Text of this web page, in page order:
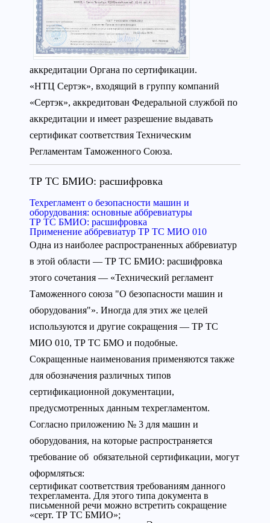
аккредитации Органа по сертификации.
«НТЦ Сертэк», входящий в группу компаний
«Сертэк», аккредитован Федеральной службой по
аккредитации и имеет разрешение выдавать
сертификат соответствия Техническим
Регламентам Таможенного Союза.
ТР ТС БМИО: расшифровка
Техрегламент о безопасности машин и
оборудования: основные аббревиатуры
ТР ТС БМИО: расшифровка
Применение аббревиатур ТР ТС МИО 010
Одна из наиболее распространенных аббревиатур
в этой области — ТР ТС БМИО: расшифровка
этого сочетания — «Технический регламент
Таможенного союза "О безопасности машин и
оборудования"». Иногда для этих же целей
используются и другие сокращения — ТР ТС
МИО 010, ТР ТС БМО и подобные.
Сокращенные наименования применяются также
для обозначения различных типов
сертификационной документации,
предусмотренных данным техрегламентом.
Согласно приложению № 3 для машин и
оборудования, на которые распространяется
требование об обязательной сертификации, могут
оформляться:
сертификат соответствия требованиям данного
техрегламента. Для этого типа документа в
письменной речи можно встретить сокращение
«серт. ТР ТС БМИО»;